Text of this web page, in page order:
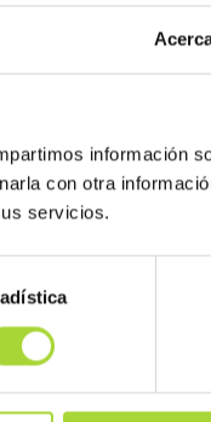
información
con otra
servicios.
Humira (adalimumab)
en el primero de su
a biológicos